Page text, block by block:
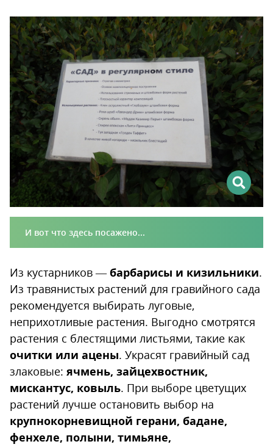
И вот что здесь посажено...
Из кустарников —барбарисы и кизильники.
Из травянистых растений для гравийного сада
рекомендуется выбирать луговые,
неприхотливые растения. Выгодно смотрятся
растения с блестящими листьями, такие как
очитки или ацены. Украсят гравийный сад
злаковые: ячмень, зайцехвостник,
мискантус, ковыль. При выборе цветущих
растений лучше остановить выбор на
крупнокорневищной герани, бадане,
фенхеле, полыни, тимьяне,